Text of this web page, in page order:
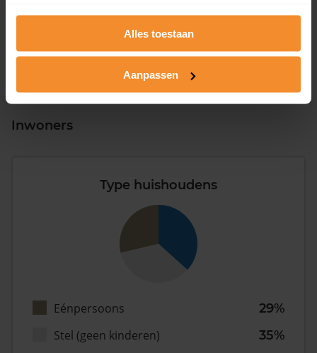
Alles toestaan
Aanpassen
1981 - 2007
24%
Inwoners
Type huishoudens
Eénpersoons
29%
Stel (geen kinderen)
35%